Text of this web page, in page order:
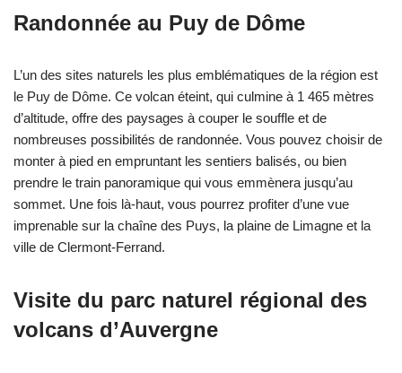
Randonnée au Puy de Dôme
L’un des sites naturels les plus emblématiques de la région est
le Puy de Dôme. Ce volcan éteint, qui culmine à 1 465 mètres
d’altitude, offre des paysages à couper le souffle et de
nombreuses possibilités de randonnée. Vous pouvez choisir de
monter à pied en empruntant les sentiers balisés, ou bien
prendre le train panoramique qui vous emmènera jusqu’au
sommet. Une fois là-haut, vous pourrez profiter d’une vue
imprenable sur la chaîne des Puys, la plaine de Limagne et la
ville de Clermont-Ferrand.
Visite du parc naturel régional des
volcans d’Auvergne